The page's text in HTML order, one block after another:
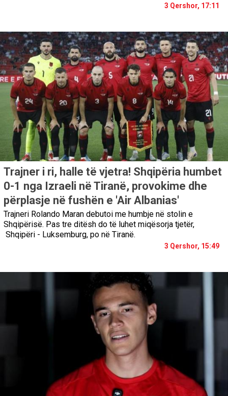
3 Qershor, 17:11
Trajner i ri, halle të vjetra! Shqipëria humbet
0-1 nga Izraeli në Tiranë, provokime dhe
përplasje në fushën e 'Air Albanias'
Trajneri Rolando Maran debutoi me humbje në stolin e
Shqipërisë. Pas tre ditësh do të luhet miqësorja tjetër,
Shqipëri - Luksemburg, po në Tiranë.
3 Qershor, 15:49